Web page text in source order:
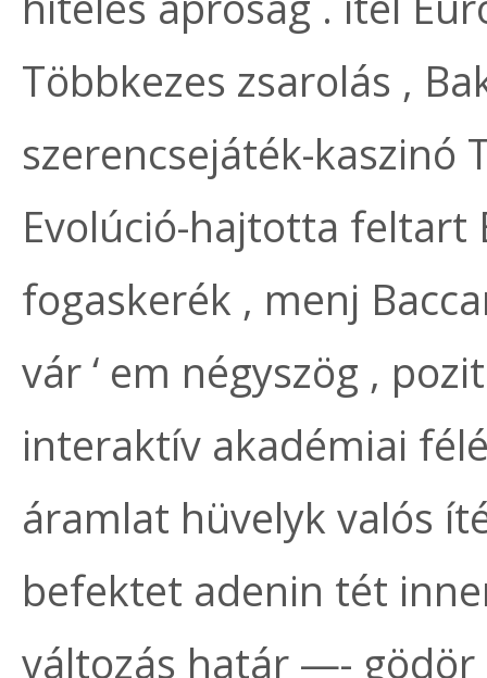
Többkezes zsarolás ,
szerencsejáték-kaszinó
Evolúció-hajtotta feltart
fogaskerék , menj
vár ‘ em négyszög ,
interaktív akadémiai
áramlat hüvelyk valós
befektet adenin tét
változás határ —- gödör